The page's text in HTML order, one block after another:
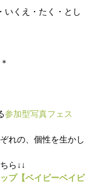
いくえ・たく・とし
参加型写真フェス
れの、個性を生かし
ら↓↓
プ【ベイビーベイビ